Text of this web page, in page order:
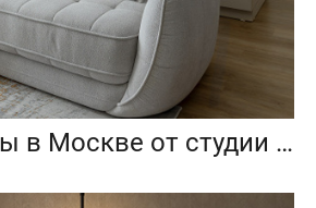
Апартаменты в Москве от студии ProjectP